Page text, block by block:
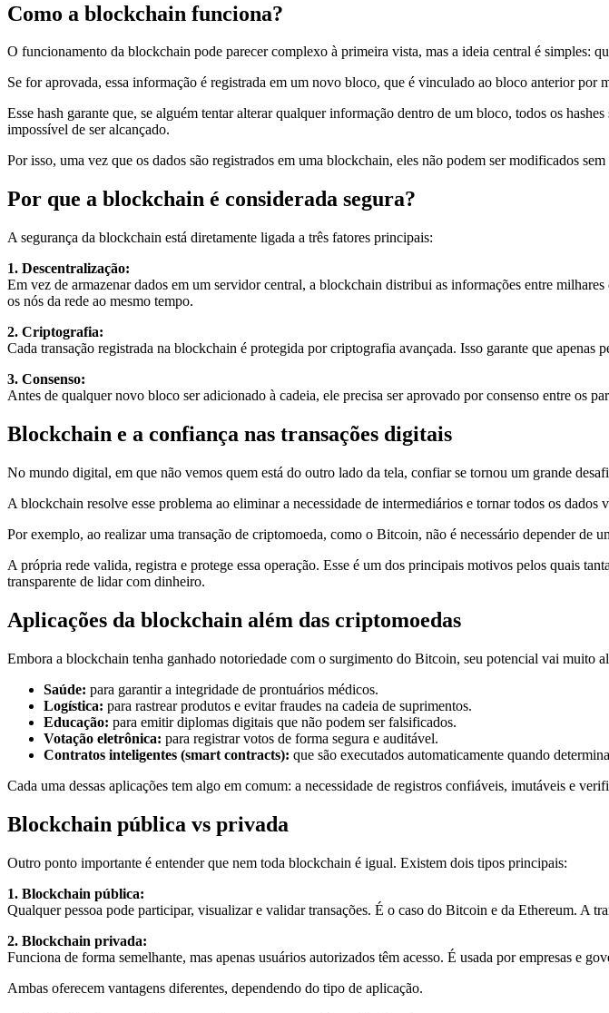
Como a blockchain funciona?
O funcionamento da blockchain pode parecer complexo à primeira vista, mas a ideia central é simples:
Se for aprovada, essa informação é registrada em um novo bloco, que é vinculado ao bloco anterior por
Esse hash garante que, se alguém tentar alterar qualquer informação dentro de um bloco, todos os
impossível de ser alcançado.
Por isso, uma vez que os dados são registrados em uma blockchain, eles não podem ser modificados sem
Por que a blockchain é considerada segura?
A segurança da blockchain está diretamente ligada a três fatores principais:
1. Descentralização:
Em vez de armazenar dados em um servidor central, a blockchain distribui as informações entre
os nós da rede ao mesmo tempo.
2. Criptografia:
Cada transação registrada na blockchain é protegida por criptografia avançada. Isso garante que apenas
3. Consenso:
Antes de qualquer novo bloco ser adicionado à cadeia, ele precisa ser aprovado por consenso entre os
Blockchain e a confiança nas transações digitais
No mundo digital, em que não vemos quem está do outro lado da tela, confiar se tornou um grande
A blockchain resolve esse problema ao eliminar a necessidade de intermediários e tornar todos os dados
Por exemplo, ao realizar uma transação de criptomoeda, como o Bitcoin, não é necessário depender de
A própria rede valida, registra e protege essa operação. Esse é um dos principais motivos pelos quais
transparente de lidar com dinheiro.
Aplicações da blockchain além das criptomoedas
Embora a blockchain tenha ganhado notoriedade com o surgimento do Bitcoin, seu potencial vai muito
Saúde: para garantir a integridade de prontuários médicos.
Logística: para rastrear produtos e evitar fraudes na cadeia de suprimentos.
Educação: para emitir diplomas digitais que não podem ser falsificados.
Votação eletrônica: para registrar votos de forma segura e auditável.
Contratos inteligentes (smart contracts): que são executados automaticamente quando
Cada uma dessas aplicações tem algo em comum: a necessidade de registros confiáveis, imutáveis e
Blockchain pública vs privada
Outro ponto importante é entender que nem toda blockchain é igual. Existem dois tipos principais:
1. Blockchain pública:
Qualquer pessoa pode participar, visualizar e validar transações. É o caso do Bitcoin e da Ethereum. A
2. Blockchain privada:
Funciona de forma semelhante, mas apenas usuários autorizados têm acesso. É usada por empresas e
Ambas oferecem vantagens diferentes, dependendo do tipo de aplicação.